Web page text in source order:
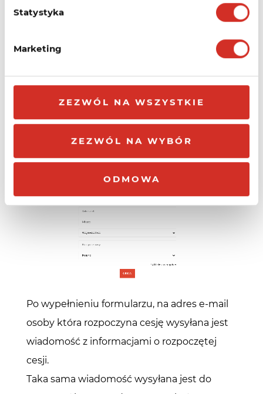
Statystyka
Marketing
ZEZWÓL NA WSZYSTKIE
ZEZWÓL NA WYBÓR
ODMOWA
Należy jednak pamiętać, że cesję możemy
zarejestrowany Panel Klienta na osobę /
firmę na którą chcemy dokonać cesji.
Po wypełnieniu formularzu, na adres e-mail
osoby która rozpoczyna cesję wysyłana jest
wiadomość z informacjami o rozpoczętej
cesji.
Taka sama wiadomość wysyłana jest do